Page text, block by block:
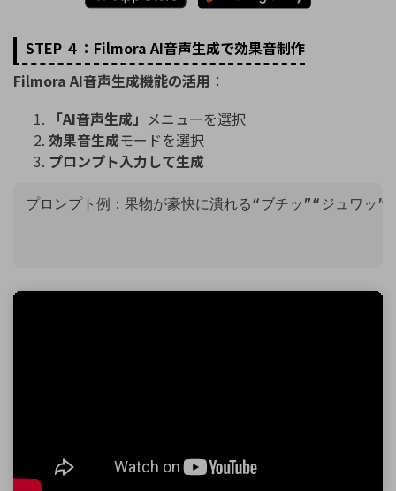
STEP ４：Filmora AI音声生成で効果音制作
Filmora AI音声生成機能の活用 ：
「AI音声生成」 メニューを選択
効果音生成モードを選択
プロンプト入力して生成
プロンプト例：果物が豪快に潰れる“ブチッ”“ジュワッ”